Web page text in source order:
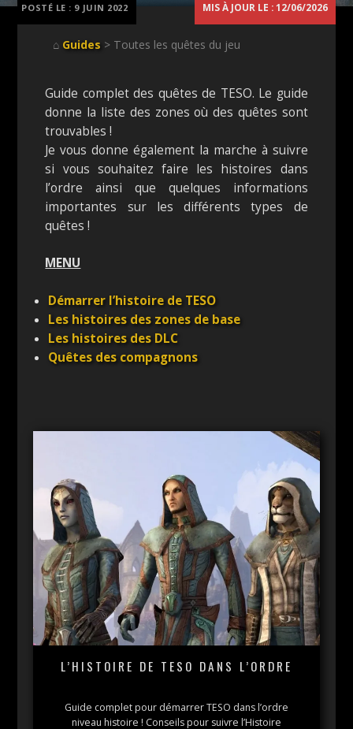
MIS À JOUR LE : 12/06/2026
⌂ Guides > Toutes les quêtes du jeu
Guide complet des quêtes de TESO. Le guide
donne la liste des zones où des quêtes sont
trouvables !
Je vous donne également la marche à suivre
si vous souhaitez faire les histoires dans
l’ordre ainsi que quelques informations
importantes sur les différents types de
quêtes !
MENU
Démarrer l’histoire de TESO
Les histoires des zones de base
Les histoires des DLC
Quêtes des compagnons
L’HISTOIRE DE TESO DANS L’ORDRE
Guide complet pour démarrer TESO dans l’ordre
niveau histoire ! Conseils pour suivre l’Histoire
POSTÉ LE : 9 JUIN 2022